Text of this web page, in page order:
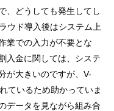
、どうしても発生してし
ウド導入後はシステム上
業での入力が不要とな
入金に関しては、システ
が大きいのですが、V-
ているため助かっていま
データを見ながら組み合